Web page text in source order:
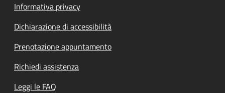
Informativa privacy
Dichiarazione di accessibilità
Prenotazione appuntamento
Richiedi assistenza
Leggi le FAQ